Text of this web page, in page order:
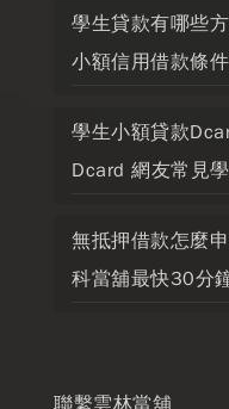
學生貸款有哪些
小額信用借款條
學生小額貸款
Dcard 網友常見
無抵押借款怎麼
科當舖最快30分